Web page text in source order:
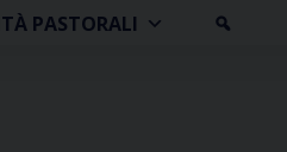
PASTORALI